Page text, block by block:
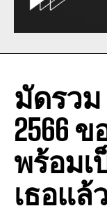
มัดรวม
2566 ข
พร้อมเ
เธอแล้